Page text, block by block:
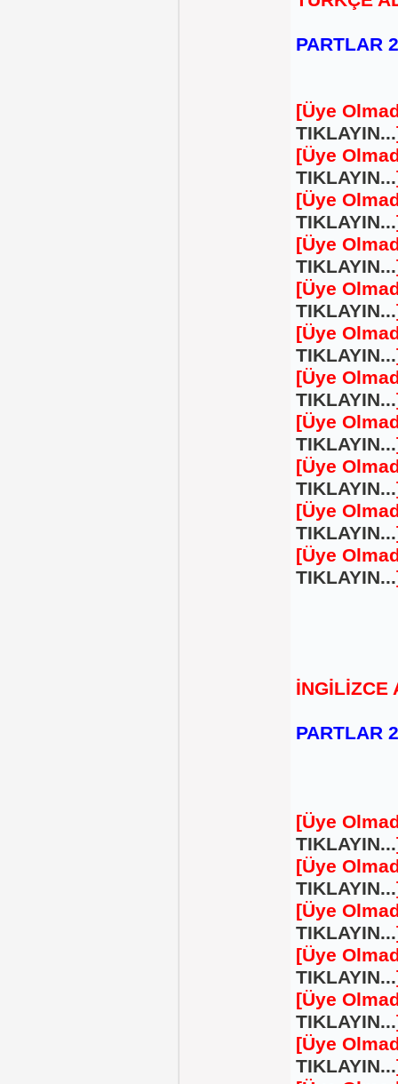
PARTLAR
[Üye
TIKLAYIN...
[Üye
TIKLAYIN...
[Üye
TIKLAYIN...
[Üye
TIKLAYIN...
[Üye
TIKLAYIN...
[Üye
TIKLAYIN...
[Üye
TIKLAYIN...
[Üye
TIKLAYIN...
[Üye
TIKLAYIN...
[Üye
TIKLAYIN...
[Üye
TIKLAYIN...
İNGİLİZCE
PARTLAR
[Üye
TIKLAYIN...
[Üye
TIKLAYIN...
[Üye
TIKLAYIN...
[Üye
TIKLAYIN...
[Üye
TIKLAYIN...
[Üye
TIKLAYIN...